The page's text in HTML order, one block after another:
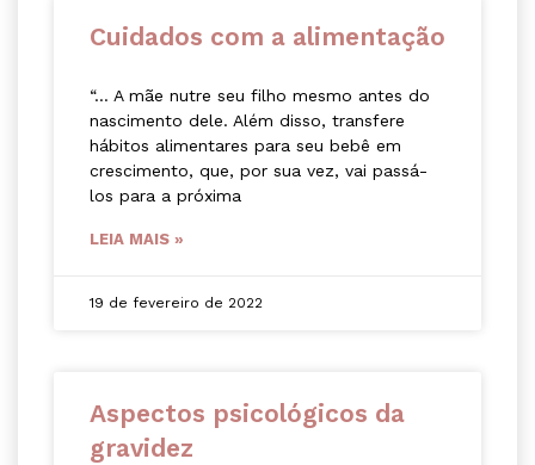
Cuidados com a alimentação
“… A mãe nutre seu filho mesmo antes do
nascimento dele. Além disso, transfere
hábitos alimentares para seu bebê em
crescimento, que, por sua vez, vai passá-
los para a próxima
LEIA MAIS »
19 de fevereiro de 2022
Aspectos psicológicos da
gravidez